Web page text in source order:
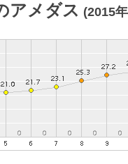
アメダス (2015